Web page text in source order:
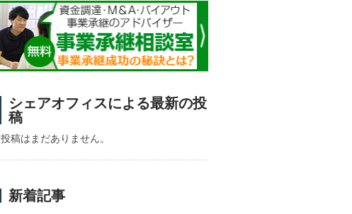
シェアオフィスによる最新の投
稿
投稿はまだありません。
新着記事